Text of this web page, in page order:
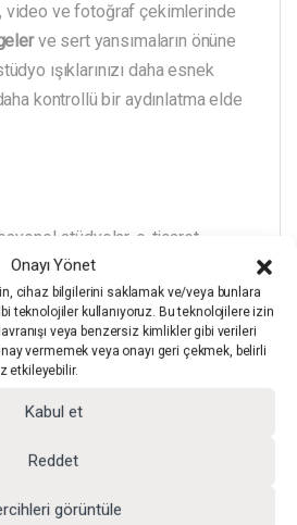
Onayı Yönet
cihaz bilgilerini saklamak ve/veya bunlara
teknolojiler kullanıyoruz. Bu teknolojilere izin
veya benzersiz kimlikler gibi verileri
vermemek veya onayı geri çekmek, belirli
etkileyebilir.
Kabul et
Reddet
görüntüle
video ve fotoğraf çekimlerinde
ve sert yansımaların önüne
ışıklarınızı daha esnek
kontrollü bir aydınlatma elde
stüdyolar, e-ticaret
ve sosyal medya içerik
bir fon çözümüdür.